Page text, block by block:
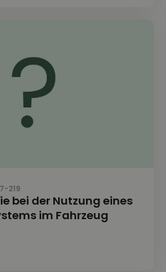
219
bei der Nutzung eines
im Fahrzeug